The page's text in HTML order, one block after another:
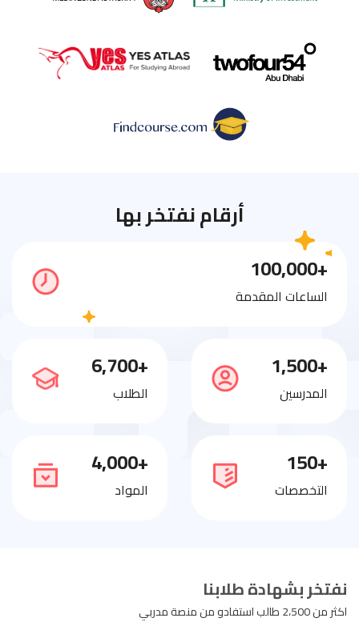
أرقام نفتخر بها
+100,000
الساعات المقدمة
+1,500
المدرسين
+6,700
الطلاب
+150
التخصصات
+4,000
المواد
نفتخر بشهادة طلابنا
اكثر من 2،500 طالب استفادو من منصة مدربي